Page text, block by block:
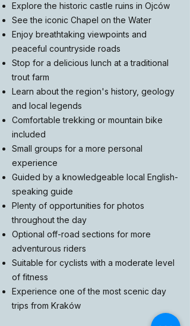
Explore the historic castle ruins in Ojców
See the iconic Chapel on the Water
Enjoy breathtaking viewpoints and
peaceful countryside roads
Stop for a delicious lunch at a traditional
trout farm
Learn about the region's history, geology
and local legends
Comfortable trekking or mountain bike
included
Small groups for a more personal
experience
Guided by a knowledgeable local English-
speaking guide
Plenty of opportunities for photos
throughout the day
Optional off-road sections for more
adventurous riders
Suitable for cyclists with a moderate level
of fitness
Experience one of the most scenic day
trips from Kraków